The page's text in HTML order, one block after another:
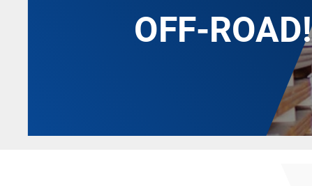
OFF-ROAD!